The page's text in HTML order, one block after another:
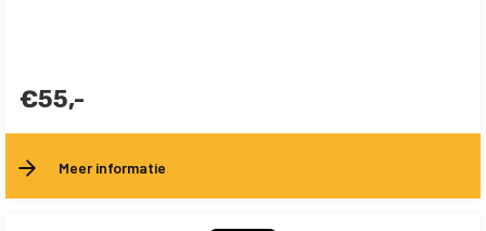
€55,-
Meer informatie